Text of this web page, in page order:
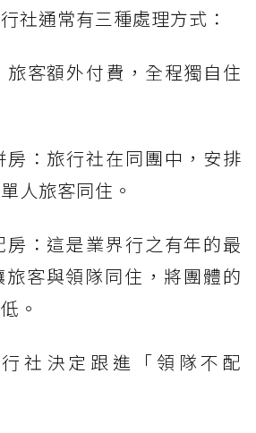
社通常有三種處理方式：
旅客額外付費，全程獨自住
房：旅行社在同團中，安排
人旅客同住。
：這是業界行之有年的最
客與領隊同住，將團體的
。
社決定跟進「領隊不配